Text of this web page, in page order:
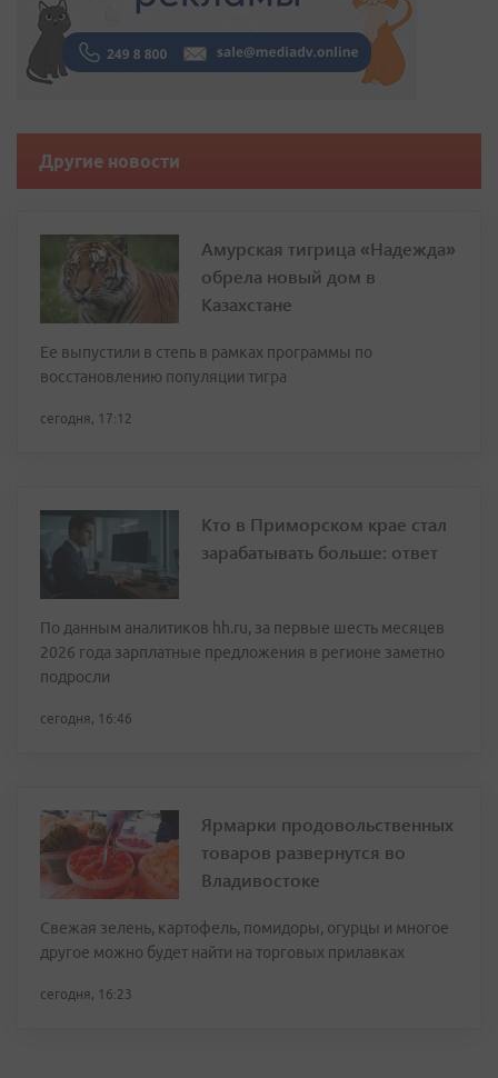
Другие новости
Амурская тигрица «Надежда»
обрела новый дом в
Казахстане
Ее выпустили в степь в рамках программы по
восстановлению популяции тигра
сегодня, 17:12
Кто в Приморском крае стал
зарабатывать больше: ответ
По данным аналитиков hh.ru, за первые шесть месяцев
2026 года зарплатные предложения в регионе заметно
подросли
сегодня, 16:46
Ярмарки продовольственных
товаров развернутся во
Владивостоке
Свежая зелень, картофель, помидоры, огурцы и многое
другое можно будет найти на торговых прилавках
сегодня, 16:23